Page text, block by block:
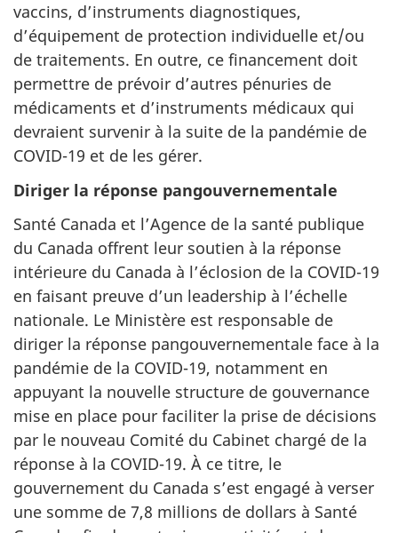
vaccins, d’instruments diagnostiques,
d’équipement de protection individuelle et/ou
de traitements. En outre, ce financement doit
permettre de prévoir d’autres pénuries de
médicaments et d’instruments médicaux qui
devraient survenir à la suite de la pandémie de
COVID-19 et de les gérer.
Diriger la réponse pangouvernementale
Santé Canada et l’Agence de la santé publique
du Canada offrent leur soutien à la réponse
intérieure du Canada à l’éclosion de la COVID-19
en faisant preuve d’un leadership à l’échelle
nationale. Le Ministère est responsable de
diriger la réponse pangouvernementale face à la
pandémie de la COVID-19, notamment en
appuyant la nouvelle structure de gouvernance
mise en place pour faciliter la prise de décisions
par le nouveau Comité du Cabinet chargé de la
réponse à la COVID-19. À ce titre, le
gouvernement du Canada s’est engagé à verser
une somme de 7,8 millions de dollars à Santé